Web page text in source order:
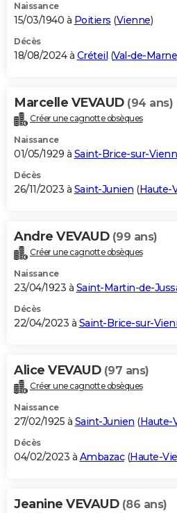
Naissance
15/03/1940 à Poitiers (Vienne)
Décès
18/08/2024 à Créteil (Val-de-Marne
Marcelle VEVAUD (94 ans)
Créer une cagnotte obsèques
Naissance
01/05/1929 à Saint-Brice-sur-
Décès
26/11/2023 à Saint-Junien (Haute-
Andre VEVAUD (99 ans)
Créer une cagnotte obsèques
Naissance
23/04/1923 à Saint-Martin-de-
Décès
22/04/2023 à Saint-Brice-sur-
Alice VEVAUD (97 ans)
Créer une cagnotte obsèques
Naissance
27/02/1925 à Saint-Junien (Haute-
Décès
04/02/2023 à Ambazac(Haute-
Jeanine VEVAUD (86 ans)